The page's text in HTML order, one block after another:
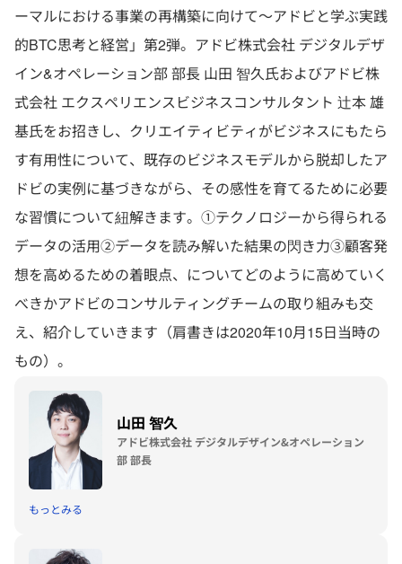
ーマルにおける事業の再構築に向けて～アドビと学ぶ実践
的BTC思考と経営」第2弾。アドビ株式会社 デジタルデザ
イン&オペレーション部 部長 山田 智久氏およびアドビ株
式会社 エクスペリエンスビジネスコンサルタント 辻本 雄
基氏をお招きし、クリエイティビティがビジネスにもたら
す有用性について、既存のビジネスモデルから脱却したア
ドビの実例に基づきながら、その感性を育てるために必要
な習慣について紐解きます。①テクノロジーから得られる
データの活用②データを読み解いた結果の閃き力③顧客発
想を高めるための着眼点、についてどのように高めていく
べきかアドビのコンサルティングチームの取り組みも交
え、紹介していきます（肩書きは2020年10月15日当時の
もの）。
山田 智久
アドビ株式会社 デジタルデザイン&オペレーション
部 部長
もっとみる